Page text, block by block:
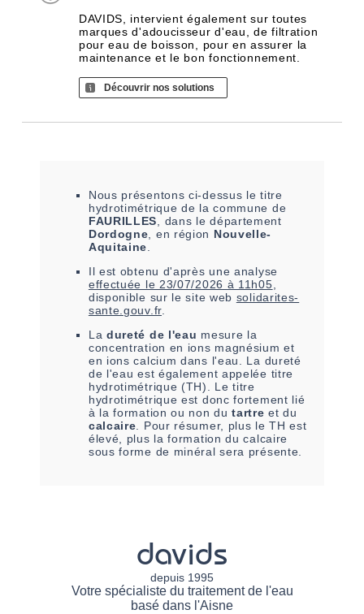
DAVIDS, intervient également sur toutes
marques d'adoucisseur d'eau, de filtration
pour eau de boisson, pour en assurer la
maintenance et le bon fonctionnement.
Découvrir nos solutions
Nous présentons ci-dessus le titre
hydrotimétrique de la commune de
FAURILLES , dans le département
Dordogne , en région Nouvelle-
Aquitaine
Il est obtenu d'après une analyse
effectuée le 23/07/2026 à 11h05
disponible sur le site web solidarites-
sante.gouv.fr.
La dureté de l'eau mesure la
concentration en ions magnésium et
en ions calcium dans l'eau. La dureté
de l'eau est également appelée titre
hydrotimétrique (TH). Le titre
hydrotimétrique est donc fortement lié
à la formation ou non dutartre et du
calcaire . Pour résumer, plus le TH est
élevé, plus la formation du calcaire
sous forme de minéral sera présente.
davids
depuis 1995
Votre spécialiste du traitement de l'eau
basé dans l'Aisne